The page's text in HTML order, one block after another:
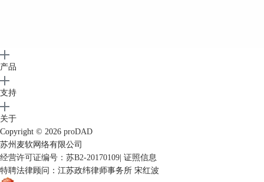
产品
支持
关于
Copyright © 2026 proDAD
苏州麦软网络有限公司
经营许可证编号：苏B2-20170109 证照信息
特聘法律顾问：江苏政纬律师事务所 宋红波